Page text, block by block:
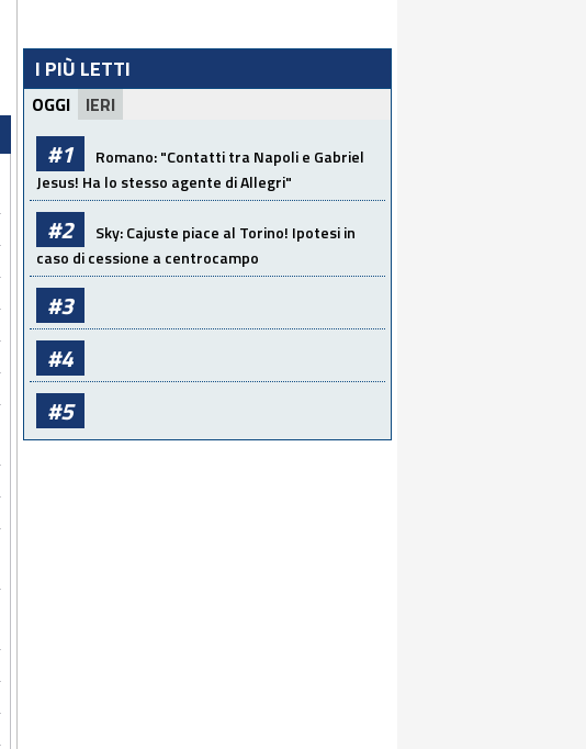
I PIÙ LETTI
OGGI IERI
#1
Romano: "Contatti tra Napoli e Gabriel
Jesus! Ha lo stesso agente di Allegri"
#2
Sky: Cajuste piace al Torino! Ipotesi in
caso di cessione a centrocampo
#3
#4
#5